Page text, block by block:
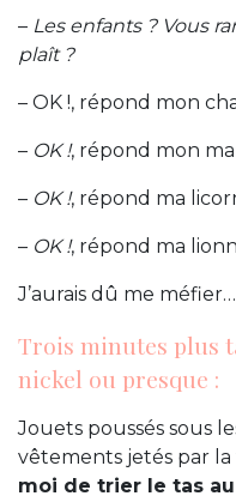
– Les enfants ? Vous
plaît ?
– OK !, répond mon
– OK !, répond mon
– OK !, répond ma
– OK !, répond ma
J’aurais dû me méfier…
Trois minutes plus
nickel ou presque :
Jouets poussés sous
vêtements jetés par
moi de trier le tas